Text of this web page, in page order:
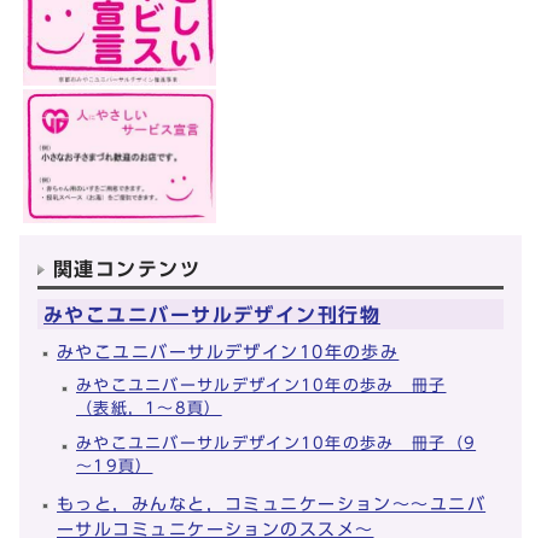
関連コンテンツ
みやこユニバーサルデザイン刊行物
みやこユニバーサルデザイン10年の歩み
みやこユニバーサルデザイン10年の歩み 冊子
（表紙，1～8頁）
みやこユニバーサルデザイン10年の歩み 冊子（9
～19頁）
もっと，みんなと，コミュニケーション～～ユニバ
ーサルコミュニケーションのススメ～